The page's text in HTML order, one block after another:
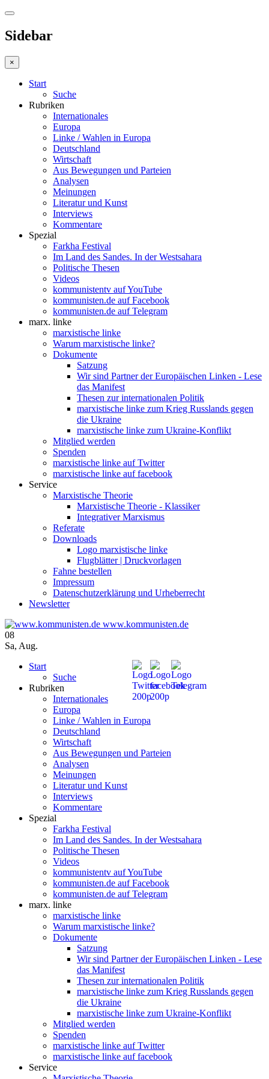
Sidebar
×
Start
Suche
Rubriken
Internationales
Europa
Linke / Wahlen in Europa
Deutschland
Wirtschaft
Aus Bewegungen und Parteien
Analysen
Meinungen
Literatur und Kunst
Interviews
Kommentare
Spezial
Farkha Festival
Im Land des Sandes. In der Westsahara
Politische Thesen
Videos
kommunistentv auf YouTube
kommunisten.de auf Facebook
kommunisten.de auf Telegram
marx. linke
marxistische linke
Warum marxistische linke?
Dokumente
Satzung
Wir sind Partner der Europäischen Linken - Lese
das Manifest
Thesen zur internationalen Politik
marxistische linke zum Krieg Russlands gegen
die Ukraine
marxistische linke zum Ukraine-Konflikt
Mitglied werden
Spenden
marxistische linke auf Twitter
marxistische linke auf facebook
Service
Marxistische Theorie
Marxistische Theorie - Klassiker
Integrativer Marxismus
Referate
Downloads
Logo marxistische linke
Flugblätter | Druckvorlagen
Fahne bestellen
Impressum
Datenschutzerklärung und Urheberrecht
Newsletter
www.kommunisten.de
08
Sa, Aug.
Start
Suche
Rubriken
Internationales
Europa
Linke / Wahlen in Europa
Deutschland
Wirtschaft
Aus Bewegungen und Parteien
Analysen
Meinungen
Literatur und Kunst
Interviews
Kommentare
Spezial
Farkha Festival
Im Land des Sandes. In der Westsahara
Politische Thesen
Videos
kommunistentv auf YouTube
kommunisten.de auf Facebook
kommunisten.de auf Telegram
marx. linke
marxistische linke
Warum marxistische linke?
Dokumente
Satzung
Wir sind Partner der Europäischen Linken - Lese
das Manifest
Thesen zur internationalen Politik
marxistische linke zum Krieg Russlands gegen
die Ukraine
marxistische linke zum Ukraine-Konflikt
Mitglied werden
Spenden
marxistische linke auf Twitter
marxistische linke auf facebook
Service